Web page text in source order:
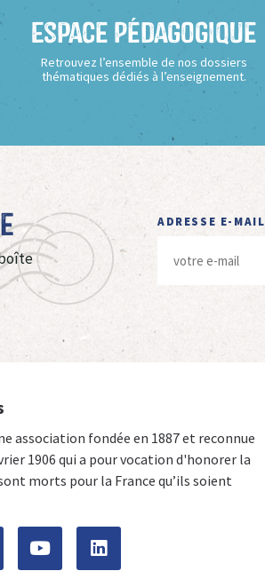
Espace Pédagogique
Retrouvez l’ensemble de nos dossiers
thématiques dédiés à l’enseignement.
ADRESSE E-MAIL
association fondée en 1887 et reconnue
1906 qui a pour vocation d'honorer la
morts pour la France qu’ils soient